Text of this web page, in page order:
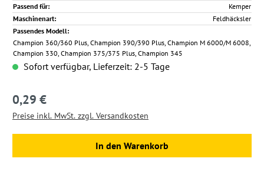
Passend für:
Kemper
Maschinenart:
Feldhäcksler
Passendes Modell:
Champion 360/360 Plus, Champion 390/390 Plus, Champion M 6000/M 6008,
Champion 330, Champion 375/375 Plus, Champion 345
Sofort verfügbar, Lieferzeit: 2-5 Tage
Regulärer Preis:
0,29 €
Preise inkl. MwSt. zzgl. Versandkosten
In den Warenkorb